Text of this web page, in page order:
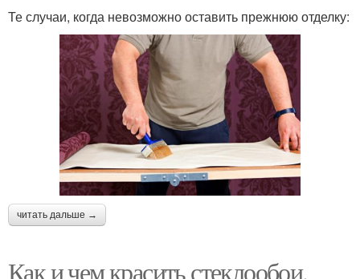
Те случаи, когда невозможно оставить прежнюю отделку:
читать дальше →
Как и чем красить стеклообои.